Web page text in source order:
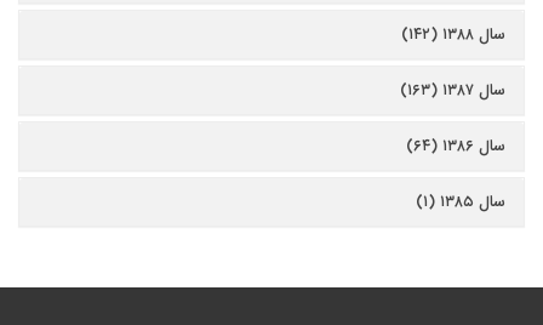
سال ۱۳۸۸ (۱۴۲)
سال ۱۳۸۷ (۱۶۳)
سال ۱۳۸۶ (۶۴)
سال ۱۳۸۵ (۱)